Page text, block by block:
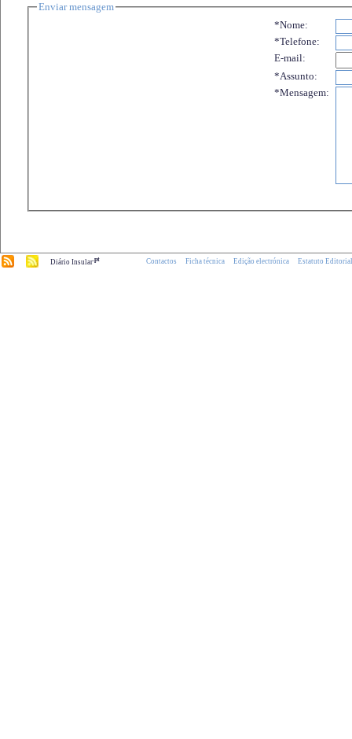
Enviar mensagem
*Nome:
*Telefone:
E-mail:
*Assunto:
*Mensagem:
Diário Insular.pt Contactos Ficha técnica Edição electrónica Estatuto Editorial